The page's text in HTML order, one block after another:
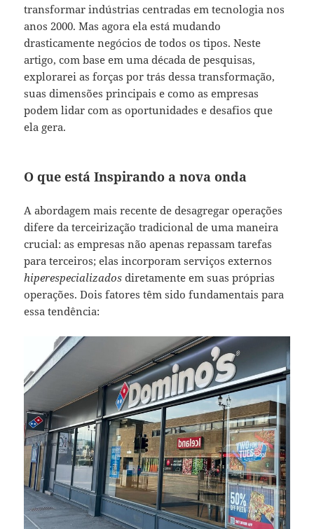
transformar indústrias centradas em tecnologia nos
anos 2000. Mas agora ela está mudando
drasticamente negócios de todos os tipos. Neste
artigo, com base em uma década de pesquisas,
explorarei as forças por trás dessa transformação,
suas dimensões principais e como as empresas
podem lidar com as oportunidades e desafios que
ela gera.
O que está Inspirando a nova onda
A abordagem mais recente de desagregar operações
difere da terceirização tradicional de uma maneira
crucial: as empresas não apenas repassam tarefas
para terceiros; elas incorporam serviços externos
hiperespecializados diretamente em suas próprias
operações. Dois fatores têm sido fundamentais para
essa tendência: